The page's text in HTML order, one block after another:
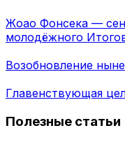
Жоао Фонсека —
молодёжного
Возобновление
Главенствующая
Полезные статьи